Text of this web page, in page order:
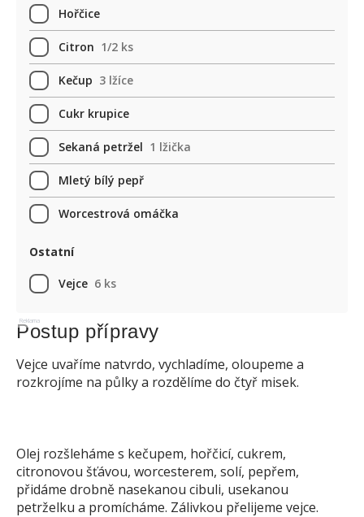
Hořčice
Citron 1/2 ks
Kečup 3 lžíce
Cukr krupice
Sekaná petržel 1 lžička
Mletý bílý pepř
Worcestrová omáčka
Ostatní
Vejce 6 ks
Reklama
Postup přípravy
Vejce uvaříme natvrdo, vychladíme, oloupeme a
rozkrojíme na půlky a rozdělíme do čtyř misek.
Olej rozšleháme s kečupem, hořčicí, cukrem,
citronovou šťávou, worcesterem, solí, pepřem,
přidáme drobně nasekanou cibuli, usekanou
petrželku a promícháme. Zálivkou přelijeme vejce.